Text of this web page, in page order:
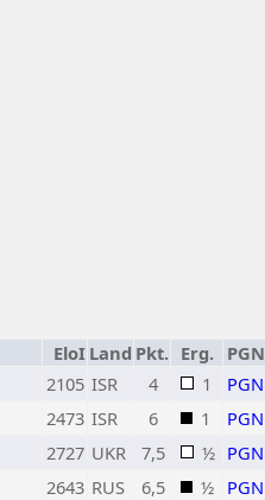
EloI Land Pkt. Erg.
PGN
2105 ISR 4 1
PGN
2473 ISR 6 1
PGN
2727 UKR 7,5 ½ PGN
2643 RUS 6,5 ½ PGN